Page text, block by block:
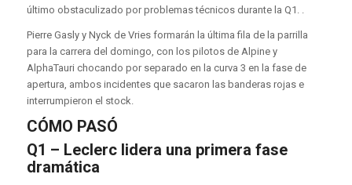
último obstaculizado por problemas técnicos durante la Q1. .
Pierre Gasly y Nyck de Vries formarán la última fila de la parrilla
para la carrera del domingo, con los pilotos de Alpine y
AlphaTauri chocando por separado en la curva 3 en la fase de
apertura, ambos incidentes que sacaron las banderas rojas e
interrumpieron el stock.
CÓMO PASÓ
Q1 – Leclerc lidera una primera fase
dramática